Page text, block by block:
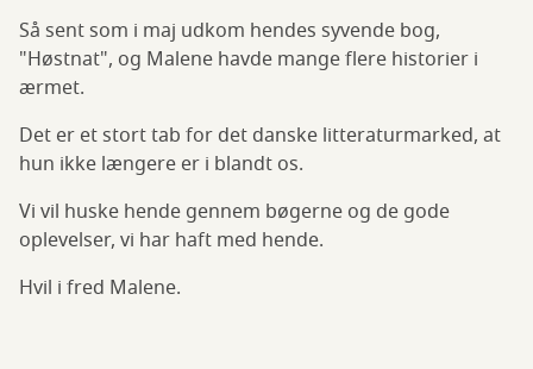
Så sent som i maj udkom hendes syvende bog,
"Høstnat", og Malene havde mange flere historier i
ærmet.
Det er et stort tab for det danske litteraturmarked, at
hun ikke længere er i blandt os.
Vi vil huske hende gennem bøgerne og de gode
oplevelser, vi har haft med hende.
Hvil i fred Malene.